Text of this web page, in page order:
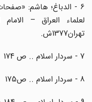
6 - الدباغ؛ هاشم:
تهران1377ش.